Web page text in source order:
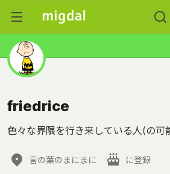
friedrice
色々な界隈を行き来している人(の可
言の葉のまにまに に登録